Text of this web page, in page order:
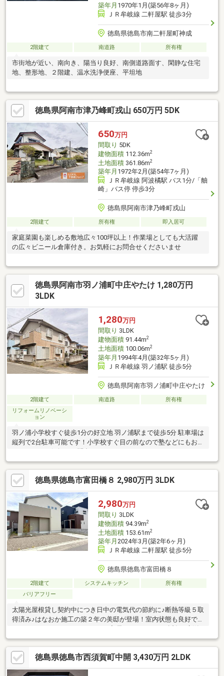
築年月 1970年1月(築56年8ヶ月)
ＪＲ牟岐線 二軒屋駅 徒歩3分
徳島県徳島市南二軒屋町神成
2階建て 南道路 所有権
市街地が近い、南向き、陽当り良好、南側道路面す、閑静な住宅
地、整形地、２階建、温水洗浄便座、平坦地
徳島県阿南市津乃峰町戎山 650万円 5DK
650万円
間取り 5DK
建物面積112.36m2
土地面積361.86m2
築年月 1972年2月(築54年7ヶ月)
ＪＲ牟岐線 阿波橘駅 バス1分/「舳
崎」バス停 停歩3分
徳島県阿南市津乃峰町戎山
2階建て 所有権 即入居可
家庭菜園も楽しめる敷地広々100坪以上！作業場としても大活躍
の広々ビニール倉庫付き。お気軽にお問合せくださいませ
徳島県阿南市羽ノ浦町中庄やたけ 1,280万円
3LDK
1,280万円
間取り 3LDK
建物面積91.44m2
土地面積100.06m2
築年月 1994年4月(築32年5ヶ月)
ＪＲ牟岐線 羽ノ浦駅 徒歩5分
徳島県阿南市羽ノ浦町中庄やたけ
2階建て 南道路
所有権
リフォームリノベーシ
ョン
羽ノ浦小学校すぐ徒歩1分の好立地 羽ノ浦駅まで徒歩5分 駐車場は
縦列で2台駐車可能です！小学校すぐ目の前なので塾などにもおす
すめです。お気軽にお問合せくださいませ！
徳島県徳島市富田橋８ 2,980万円 3LDK
2,980万円
間取り 3LDK
建物面積94.39m2
土地面積153.61m2
築年月 2024年3月(築2年6ヶ月)
ＪＲ牟岐線 二軒屋駅 徒歩5分
徳島県徳島市富田橋８
2階建て システムキッチン
所有権
バリアフリー
太陽光屋根貸し契約中につき日中の電気代の節約に♪断熱等級５取
得済み♪はなおか施工の築２年の美邸が登場！室内状態も良好で、
価格や住宅ローン金利の上昇が続く中、状態の良い築浅住宅をお
得に購入できるチャンスです。こだわり設備や充実した収納、快
適な住環境も魅力♪「新築は予算的に厳しい…」という方にもおす
すめの一邸です。利便性の高いエリアでは希少な築浅戸建となり
徳島県徳島市西須賀町中開 3,430万円 2LDK